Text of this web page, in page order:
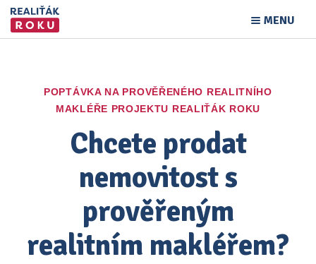
MENU
POPTÁVKA NA PROVĚŘENÉHO REALITNÍHO
MAKLÉŘE PROJEKTU REALIŤÁK ROKU
Chcete prodat
nemovitost s
prověřeným
realitním makléřem?